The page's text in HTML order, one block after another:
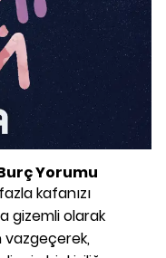
Yorumu
kafanızı
gizemli olarak
vazgeçerek,